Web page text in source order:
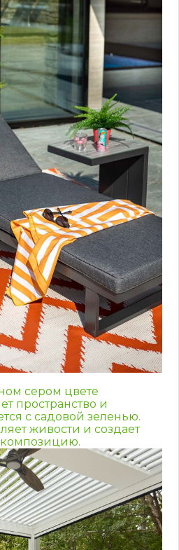
сером цвете
пространство и
с садовой зеленью.
живости и создает